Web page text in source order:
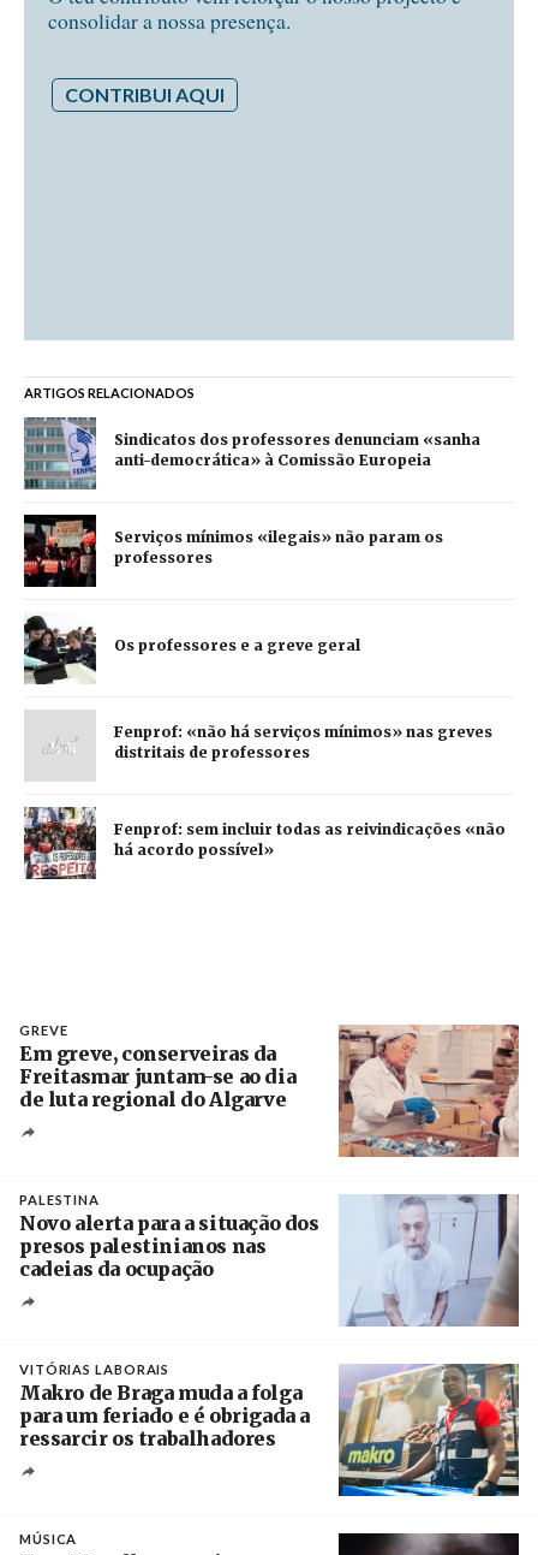
consolidar a nossa presença.
CONTRIBUI AQUI
ARTIGOS RELACIONADOS
Sindicatos dos professores denunciam «sanha
anti-democrática» à Comissão Europeia
Serviços mínimos «ilegais» não param os
professores
Os professores e a greve geral
Fenprof: «não há serviços mínimos» nas greves
distritais de professores
Fenprof: sem incluir todas as reivindicações «não
há acordo possível»
GREVE
Em greve, conserveiras da
Freitasmar juntam-se ao dia
de luta regional do Algarve
PALESTINA
Novo alerta para a situação dos
presos palestinianos nas
cadeias da ocupação
VITÓRIAS LABORAIS
Makro de Braga muda a folga
para um feriado e é obrigada a
ressarcir os trabalhadores
MÚSICA